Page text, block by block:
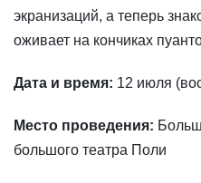
экранизаций, а теперь
оживает на кончиках
Дата и время: 12 июля
Место проведения:
большого театра Поли